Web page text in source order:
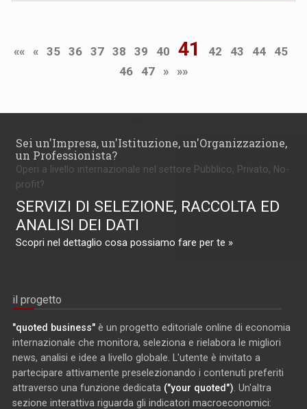
«« « 35 36 37 38 39 40 41 42 43 44
45
46
47 » »»
Sei un'Impresa, un'Istituzione, un'Organizzazione,
un Professionista?
Operi a livello internazionale nel settore Pubblico, Privato, No-
profit?
SERVIZI DI SELEZIONE, RACCOLTA ED
ANALISI DEI DATI
Scopri nel dettaglio cosa possiamo fare per te »
il progetto
"quoted business" è un progetto editoriale online di economia
internazionale che monitora, seleziona e rielabora le migliori
news, analisi e idee a livello globale. L'utente è invitato a
partecipare attivamente preselezionando i contenuti preferiti
attraverso una funzione dedicata ("your quoted") . Un'altra
sezione interattiva riguarda gli indicatori macroeconomici: